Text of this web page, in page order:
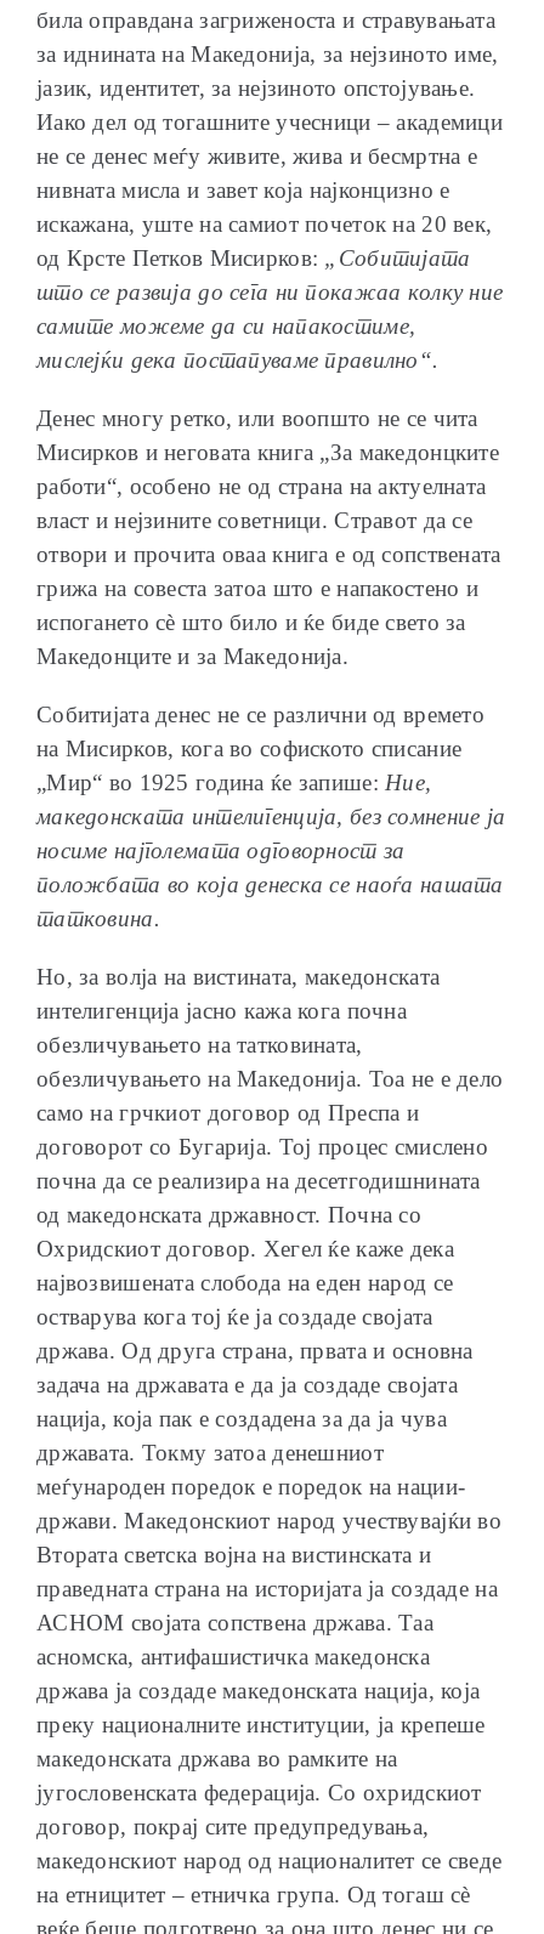
била оправдана загриженоста и стравувањата
за иднината на Македонија, за нејзиното име,
јазик, идентитет, за нејзиното опстојување.
Иако дел од тогашните учесници – академици
не се денес меѓу живите, жива и бесмртна е
нивната мисла и завет која најконцизно е
искажана, уште на самиот почеток на 20 век,
од Крсте Петков Мисирков: „Собитијата
што се развија до сега ни покажаа колку ние
самите можеме да си напакостиме,
мислејќи дека постапуваме правилно“.
Денес многу ретко, или воопшто не се чита
Мисирков и неговата книга „За македонцките
работи“, особено не од страна на актуелната
власт и нејзините советници. Стравот да се
отвори и прочита оваа книга е од сопствената
грижа на совеста затоа што е напакостено и
испогането сè што било и ќе биде свето за
Македонците и за Македонија.
Собитијата денес не се различни од времето
на Мисирков, кога во софиското списание
„Мир“ во 1925 година ќе запише: Ние,
македонската интелигенција, без сомнение ја
носиме најголемата одговорност за
положбата во која денеска се наоѓа нашата
татковина.
Но, за волја на вистината, македонската
интелигенција јасно кажа кога почна
обезличувањето на татковината,
обезличувањето на Македонија. Тоа не е дело
само на грчкиот договор од Преспа и
договорот со Бугарија. Тој процес смислено
почна да се реализира на десетгодишнината
од македонската државност. Почна со
Охридскиот договор. Хегел ќе каже дека
највозвишената слобода на еден народ се
остварува кога тој ќе ја создаде својата
држава. Од друга страна, првата и основна
задача на државата е да ја создаде својата
нација, која пак е создадена за да ја чува
државата. Токму затоа денешниот
меѓународен поредок е поредок на нации-
држави. Македонскиот народ учествувајќи во
Втората светска војна на вистинската и
праведната страна на историјата ја создаде на
АСНОМ својата сопствена држава. Таа
асномска, антифашистичка македонска
држава ја создаде македонската нација, која
преку националните институции, ја крепеше
македонската држава во рамките на
југословенската федерација. Со охридскиот
договор, покрај сите предупредувања,
македонскиот народ од националитет се сведе
на етницитет – етничка група. Од тогаш сè
веќе беше подготвено за она што денес ни се